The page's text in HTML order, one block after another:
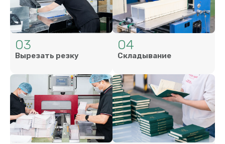
03
Вырезать резку
04
Складывание